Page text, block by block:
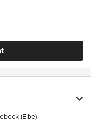
(Elbe)